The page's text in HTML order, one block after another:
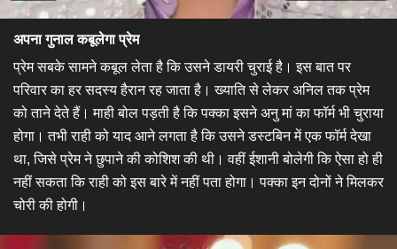
अपना गुनाल कबूलेगा प्रेम
​प्रेम सबके सामने कबूल लेता है कि उसने डायरी चुराई है। इस बात पर
परिवार का हर सदस्य हैरान रह जाता है। ख्याति से लेकर अनिल तक प्रेम
को ताने देते हैं। माही बोल पड़ती है कि पक्का इसने अनु मां का फॉर्म भी चुराया
होगा। तभी राही को याद आने लगता है कि उसने डस्टबिन में एक फॉर्म देखा
था, जिसे प्रेम ने छुपाने की कोशिश की थी। वहीं ईशानी बोलेगी कि ऐसा हो ही
नहीं सकता कि राही को इस बारे में नहीं पता होगा। पक्का इन दोनों ने मिलकर
चोरी की होगी।​